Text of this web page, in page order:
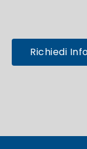
Richiedi